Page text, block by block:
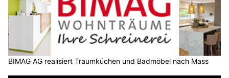
BIMAG AG realisiert Traumküchen und Badmöbel nach Mass